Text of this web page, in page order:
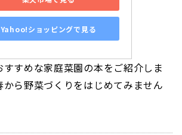
Yahoo!ショッピングで見る
すめな家庭菜園の本をご紹介しま
から野菜づくりをはじめてみません